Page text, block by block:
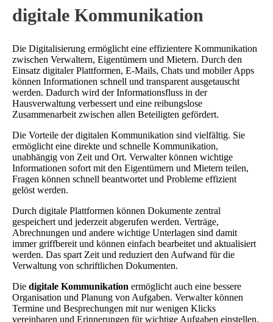
digitale Kommunikation
Die Digitalisierung ermöglicht eine effizientere Kommunikation
zwischen Verwaltern, Eigentümern und Mietern. Durch den
Einsatz digitaler Plattformen, E-Mails, Chats und mobiler Apps
können Informationen schnell und transparent ausgetauscht
werden. Dadurch wird der Informationsfluss in der
Hausverwaltung verbessert und eine reibungslose
Zusammenarbeit zwischen allen Beteiligten gefördert.
Die Vorteile der digitalen Kommunikation sind vielfältig. Sie
ermöglicht eine direkte und schnelle Kommunikation,
unabhängig von Zeit und Ort. Verwalter können wichtige
Informationen sofort mit den Eigentümern und Mietern teilen,
Fragen können schnell beantwortet und Probleme effizient
gelöst werden.
Durch digitale Plattformen können Dokumente zentral
gespeichert und jederzeit abgerufen werden. Verträge,
Abrechnungen und andere wichtige Unterlagen sind damit
immer griffbereit und können einfach bearbeitet und aktualisiert
werden. Das spart Zeit und reduziert den Aufwand für die
Verwaltung von schriftlichen Dokumenten.
Die digitale Kommunikation ermöglicht auch eine bessere
Organisation und Planung von Aufgaben. Verwalter können
Termine und Besprechungen mit nur wenigen Klicks
vereinbaren und Erinnerungen für wichtige Aufgaben einstellen.